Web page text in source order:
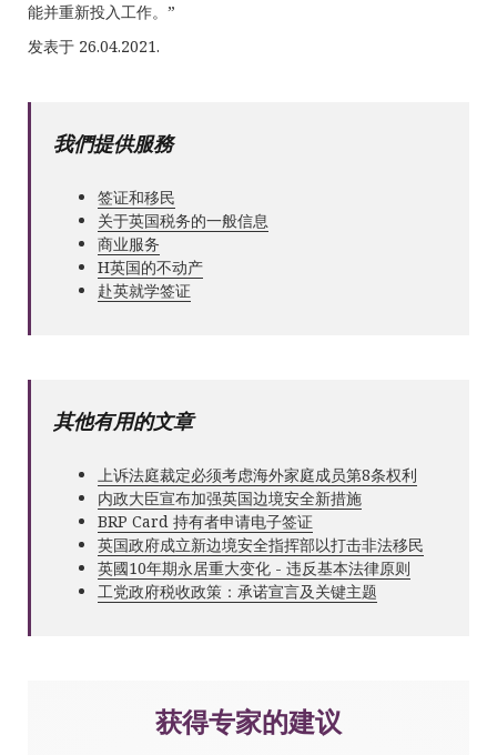
能并重新投入工作。”
发表于 26.04.2021.
我們提供服務
签证和移民
关于英国税务的一般信息
商业服务
Н英国的不动产
赴英就学签证
其他有用的文章
上诉法庭裁定必须考虑海外家庭成员第8条权利
内政大臣宣布加强英国边境安全新措施
BRP Card 持有者申请电子签证
英国政府成立新边境安全指挥部以打击非法移民
英國10年期永居重大变化 - 违反基本法律原则
工党政府税收政策：承诺宣言及关键主题
获得专家的建议